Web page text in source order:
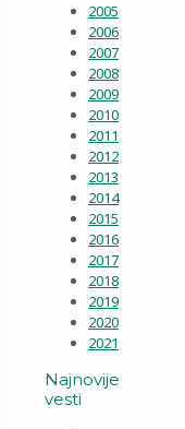
2005
2006
2007
2008
2009
2010
2011
2012
2013
2014
2015
2016
2017
2018
2019
2020
2021
Najnovije
vesti